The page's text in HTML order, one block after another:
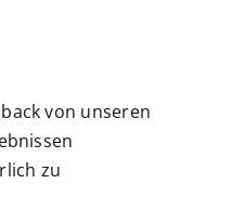
von unseren
zu